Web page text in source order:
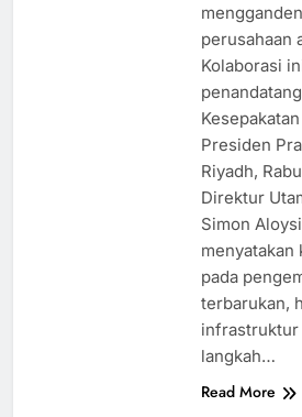
perusahaan
Kolaborasi
Presiden
Riyadh,
Direktur
Simon
menyatakan
pada
terbarukan,
infrastruktur
langkah…
Read More